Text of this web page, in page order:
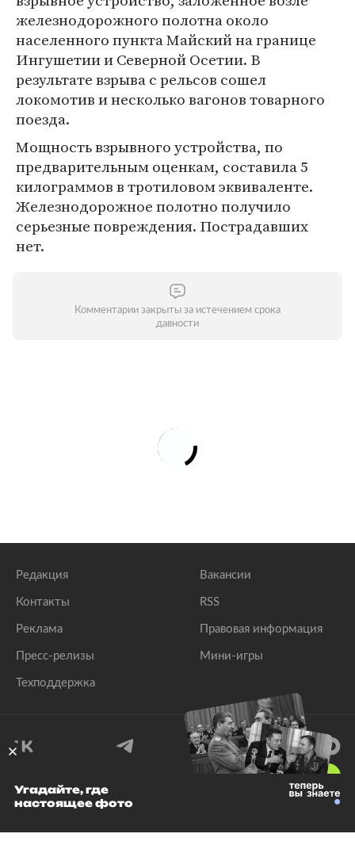
железнодорожного полотна около
населенного пункта Майский на границе
Ингушетии и Северной Осетии. В
результате взрыва с рельсов сошел
локомотив и несколько вагонов товарного
поезда.
Мощность взрывного устройства, по
предварительным оценкам, составила 5
килограммов в тротиловом эквиваленте.
Железнодорожное полотно получило
серьезные повреждения. Пострадавших
нет.
Комментарии закрыты за истечением срока
давности
Редакция
Контакты
Реклама
Пресс-релизы
Техподдержка
Вакансии
RSS
Правовая информация
Мини-игры
© 1999–2026 Все права защищены.
Угадайте, где
настоящее фото